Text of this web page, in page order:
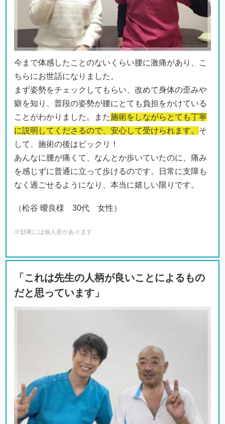
今まで体感したことのないくらい腰に激痛があり、こ
ちらにお世話になりました。
まず姿勢をチェックしてもらい、改めて身体の歪みや
癖を知り、普段の姿勢が腰にとても負担をかけている
ことがわかりました。また施術をしながらとても丁寧
に説明してくださるので、安心して受けられます。 そ
して、施術の後はビックリ！
あんなに腰が痛くて、なんとか歩いていたのに、痛み
を感じずに普通に立って歩けるのです。日常に支障も
なく過ごせるようになり、本当に嬉しい限りです。
（松谷 曖良様 30代 女性）
※効果には個人差があります
「これは先生の人柄が良いことによるもの
だと思っています」